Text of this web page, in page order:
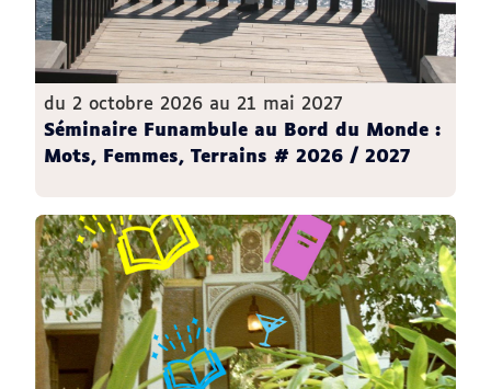
du 2 octobre 2026 au 21 mai 2027
Séminaire Funambule au Bord du Monde :
Mots, Femmes, Terrains # 2026 / 2027